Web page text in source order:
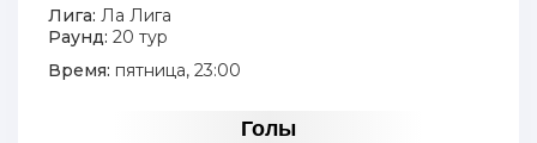
Лига: Ла Лига
Раунд: 20 тур
Время: пятница, 23:00
Голы